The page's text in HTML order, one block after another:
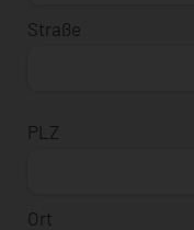
Straße
PLZ
Ort